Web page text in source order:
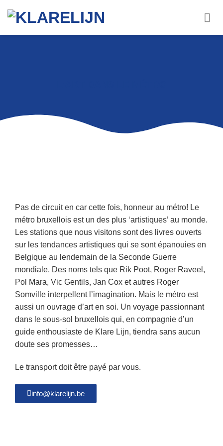
Pas de circuit en car cette fois, honneur au métro! Le
métro bruxellois est un des plus ‘artistiques’ au monde.
Les stations que nous visitons sont des livres ouverts
sur les tendances artistiques qui se sont épanouies en
Belgique au lendemain de la Seconde Guerre
mondiale. Des noms tels que Rik Poot, Roger Raveel,
Pol Mara, Vic Gentils, Jan Cox et autres Roger
Somville interpellent l’imagination. Mais le métro est
aussi un ouvrage d’art en soi. Un voyage passionnant
dans le sous-sol bruxellois qui, en compagnie d’un
guide enthousiaste de Klare Lijn, tiendra sans aucun
doute ses promesses…
Le transport doit être payé par vous.
info@klarelijn.be